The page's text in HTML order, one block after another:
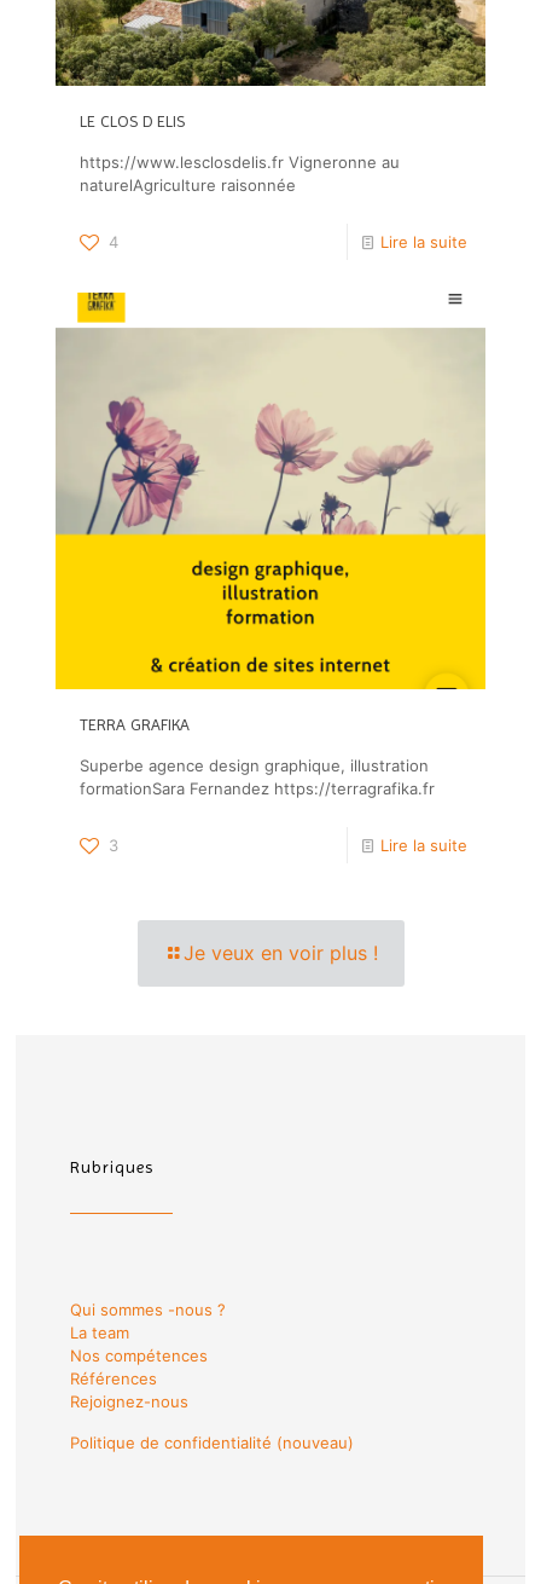
LE CLOS D ELIS
https://www.lesclosdelis.fr Vigneronne au
naturelAgriculture raisonnée
4 Lire la suite
TERRA GRAFIKA
Superbe agence design graphique, illustration
formationSara Fernandez https://terragrafika.fr
3 Lire la suite
Je veux en voir plus !
Rubriques
Qui sommes -nous ?
La team
Nos compétences
Références
Rejoignez-nous
Politique de confidentialité (nouveau)